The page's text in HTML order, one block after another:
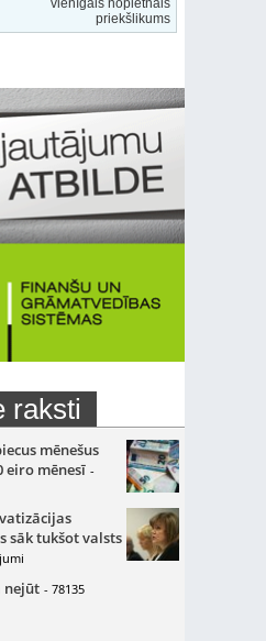
vienīgais nopietnais
priekšlikums
raksti
mēnešus
eiro mēnesī -
sāk tukšot valsts
nejūt - 78135